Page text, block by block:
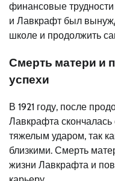
финансовые трудности
и Лавкрафт был
школе и продолжить
Смерть матери и
успехи
В 1921 году, после
Лавкрафта скончалась
тяжелым ударом, так
близкими. Смерть
жизни Лавкрафта и